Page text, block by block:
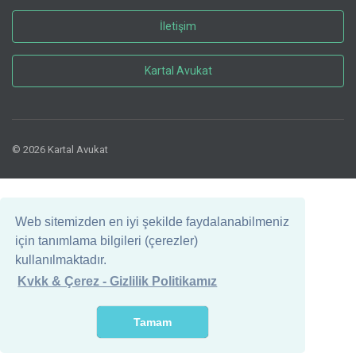
Web sitemizden en iyi şekilde faydalanabilmeniz
için tanımlama bilgileri (çerezler)
kullanılmaktadır.
Kvkk & Çerez - Gizlilik Politikamız
Tamam
İletişim
Kartal Avukat
© 2026 Kartal Avukat